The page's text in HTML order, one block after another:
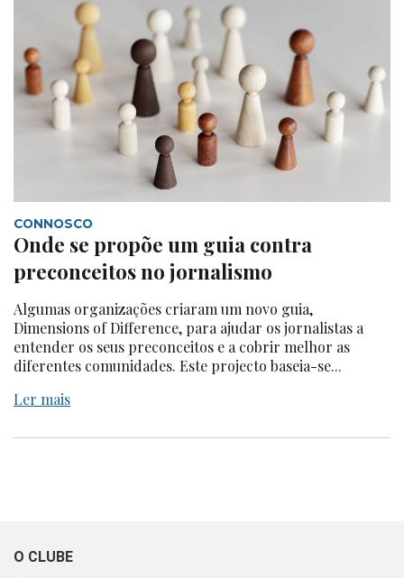
CONNOSCO
Onde se propõe um guia contra
preconceitos no jornalismo
Algumas organizações criaram um novo guia,
Dimensions of Difference, para ajudar os jornalistas a
entender os seus preconceitos e a cobrir melhor as
diferentes comunidades. Este projecto baseia-se...
Ler mais
O CLUBE